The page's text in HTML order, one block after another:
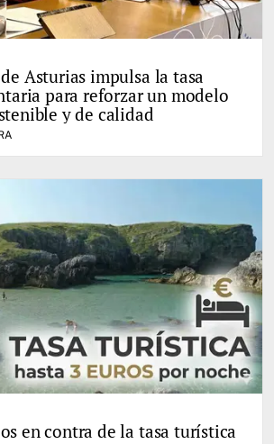
Asturias impulsa la tasa
para reforzar un modelo
y de calidad
en contra de la tasa turística